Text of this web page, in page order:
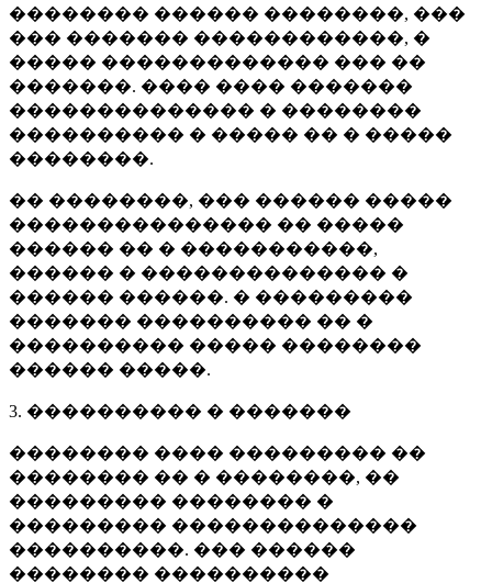
�������� ������ ��������, ���
��� ������� ������������, �
����� ������������� ��� ��
�������. ���� ���� �������
�������������� � ��������
���������� � ����� �� � �����
��������.
�� ��������, ��� ������ �����
��������������� �� �����
������ �� � �����������,
������ � �������������� �
������ ������. � ���������
������� ���������� �� �
���������� ����� ��������
������ �����.
3. ���������� � �������
�������� ���� ��������� ��
�������� �� � ��������, ��
��������� �������� �
��������� ��������������
����������. ��� ������
�������� ����������